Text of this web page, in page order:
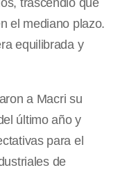
trascendió que
el mediano plazo.
equilibrada y
a Macri su
último año y
para el
de